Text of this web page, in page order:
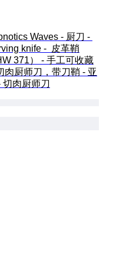
Waves - 厨刀 -
knife -  皮革鞘
371） - 手工可收藏
肉厨师刀，带刀鞘 - 亚
切肉厨师刀